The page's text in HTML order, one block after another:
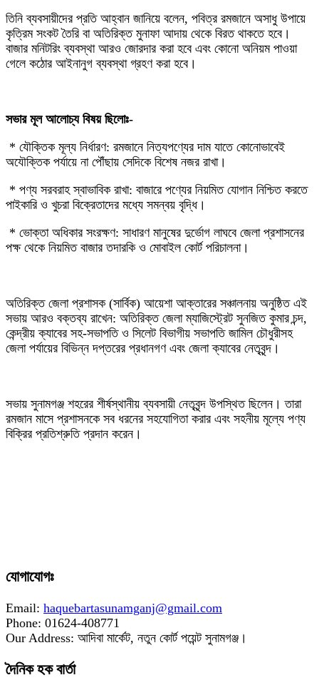
তিনি ব্যবসায়ীদের প্রতি আহ্বান জানিয়ে বলেন, পবিত্র রমজানে অসাধু উপায়ে
কৃত্রিম সংকট তৈরি বা অতিরিক্ত মুনাফা আদায় থেকে বিরত থাকতে হবে।
বাজার মনিটরিং ব্যবস্থা আরও জোরদার করা হবে এবং কোনো অনিয়ম পাওয়া
গেলে কঠোর আইনানুগ ব্যবস্থা গ্রহণ করা হবে।
‎সভার মূল আলোচ্য বিষয় ছিলোঃ-
‎ * যৌক্তিক মূল্য নির্ধারণ: রমজানে নিত্যপণ্যের দাম যাতে কোনোভাবেই
অযৌক্তিক পর্যায়ে না পৌঁছায় সেদিকে বিশেষ নজর রাখা।
‎ * পণ্য সরবরাহ স্বাভাবিক রাখা: বাজারে পণ্যের নিয়মিত যোগান নিশ্চিত করতে
পাইকারি ও খুচরা বিক্রেতাদের মধ্যে সমন্বয় বৃদ্ধি।
‎ * ভোক্তা অধিকার সংরক্ষণ: সাধারণ মানুষের দুর্ভোগ লাঘবে জেলা প্রশাসনের
পক্ষ থেকে নিয়মিত বাজার তদারকি ও মোবাইল কোর্ট পরিচালনা।
‎অতিরিক্ত জেলা প্রশাসক (সার্বিক) আয়েশা আক্তারের সঞ্চালনায় অনুষ্ঠিত এই
সভায় আরও বক্তব্য রাখেন: অতিরিক্ত জেলা ম্যাজিস্ট্রেট সুনজিত কুমার চন্দ,
কেন্দ্রীয় ক্যাবের সহ-সভাপতি ও সিলেট বিভাগীয় সভাপতি জামিল চৌধুরীসহ
জেলা পর্যায়ের বিভিন্ন দপ্তরের প্রধানগণ এবং জেলা ক্যাবের নেতৃবৃন্দ।
‎সভায় সুনামগঞ্জ শহরের শীর্ষস্থানীয় ব্যবসায়ী নেতৃবৃন্দ উপস্থিত ছিলেন। তারা
রমজান মাসে প্রশাসনকে সব ধরনের সহযোগিতা করার এবং সহনীয় মূল্যে পণ্য
বিক্রির প্রতিশ্রুতি প্রদান করেন।
যোগাযোগঃ
Email: haquebartasunamganj@gmail.com
Phone: 01624-408771
Our Address: আদিবা মার্কেট, নতুন কোর্ট পয়েন্ট সুনামগঞ্জ।
দৈনিক হক বার্তা